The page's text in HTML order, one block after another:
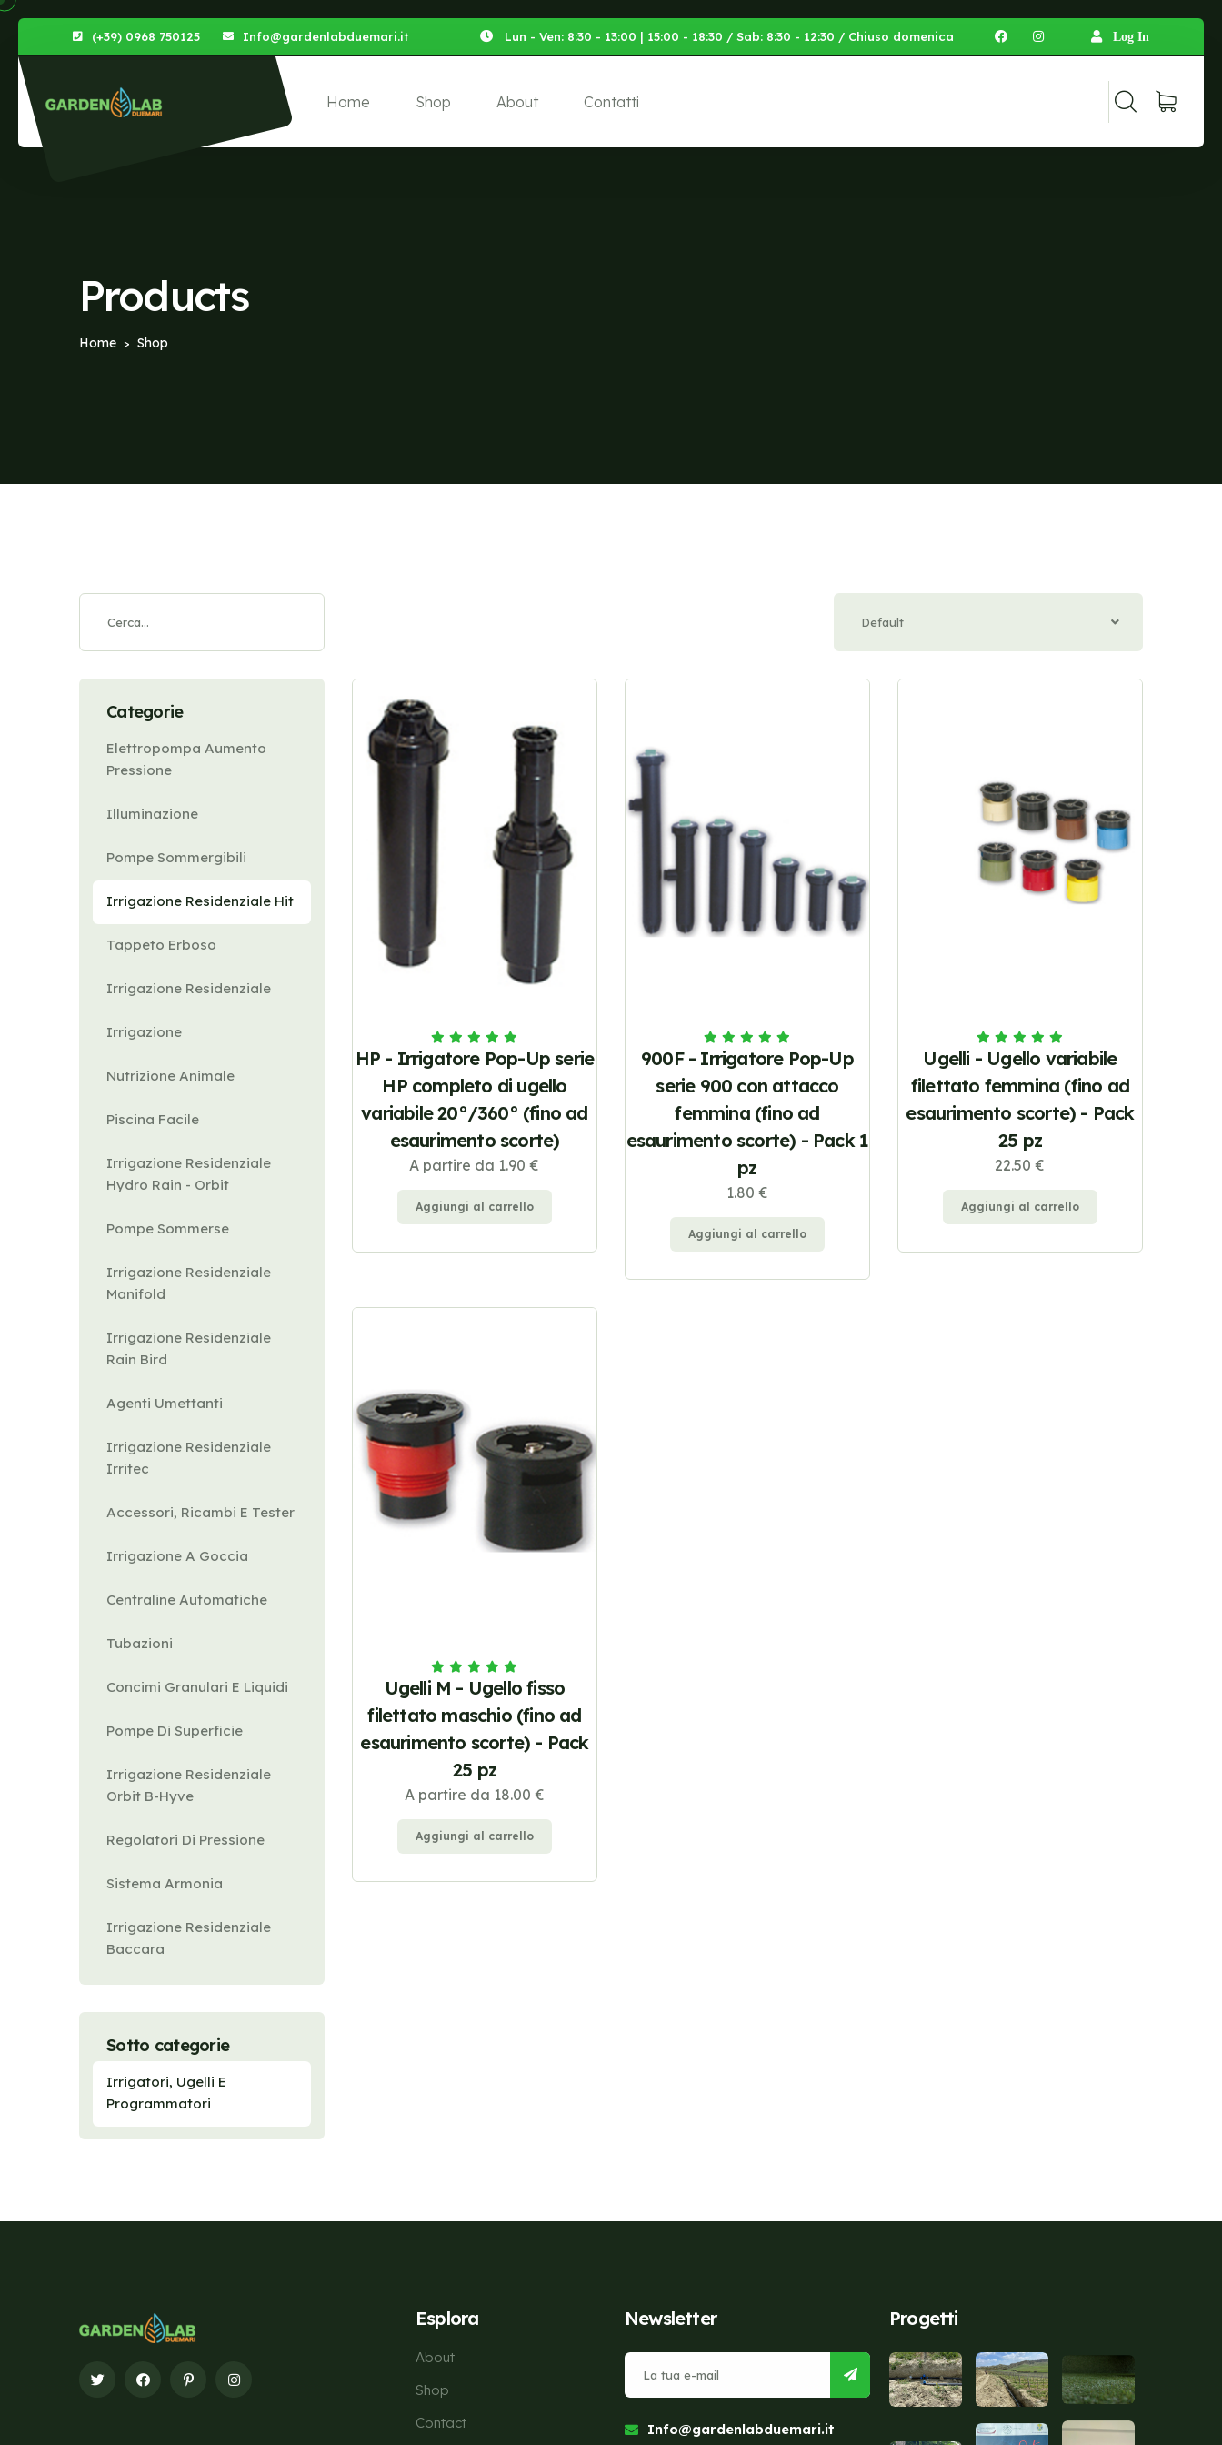
(+39) 0968 750125 Info@gardenlabduemari.it Lun - Ven: 8:30 - 13:00 | 15:00 - 18:30 / Sab: 8:30 - 12:30 / Chiuso domenica Log In
Home Shop About Contatti
Products
Home > Shop
Categorie
Elettropompa Aumento
Pressione
Illuminazione
Pompe Sommergibili
Irrigazione Residenziale Hit
Tappeto Erboso
Irrigazione Residenziale
Irrigazione
Nutrizione Animale
Piscina Facile
Irrigazione Residenziale
Hydro Rain - Orbit
Pompe Sommerse
Irrigazione Residenziale
Manifold
Irrigazione Residenziale
Rain Bird
Agenti Umettanti
Irrigazione Residenziale
Irritec
Accessori, Ricambi E Tester
Irrigazione A Goccia
Centraline Automatiche
Tubazioni
Concimi Granulari E Liquidi
Pompe Di Superficie
Irrigazione Residenziale
Orbit B-Hyve
Regolatori Di Pressione
Sistema Armonia
Irrigazione Residenziale
Baccara
Sotto categorie
Irrigatori, Ugelli E
Programmatori
Default
HP - Irrigatore Pop-Up serie
HP completo di ugello
variabile 20°/360° (fino ad
esaurimento scorte)
A partire da 1.90 €
Aggiungi al carrello
900F - Irrigatore Pop-Up
serie 900 con attacco
femmina (fino ad
esaurimento scorte) - Pack 1
pz
1.80 €
Aggiungi al carrello
Ugelli - Ugello variabile
filettato femmina (fino ad
esaurimento scorte) - Pack
25 pz
22.50 €
Aggiungi al carrello
Ugelli M - Ugello fisso
filettato maschio (fino ad
esaurimento scorte) - Pack
25 pz
A partire da 18.00 €
Aggiungi al carrello
Esplora
About
Shop
Contact
Newsletter
Info@gardenlabduemari.it
Progetti